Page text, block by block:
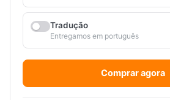
Tradução
Entregamos em português
Comprar agora